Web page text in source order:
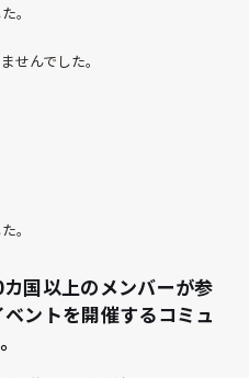
。
せんでした。
。
国以上のメンバーが参
ントを開催するコミュ